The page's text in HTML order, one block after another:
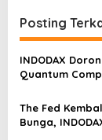
g
a
s
p
Posting
INDODAX
Quantum
Blockchain
The Fed
Bunga,